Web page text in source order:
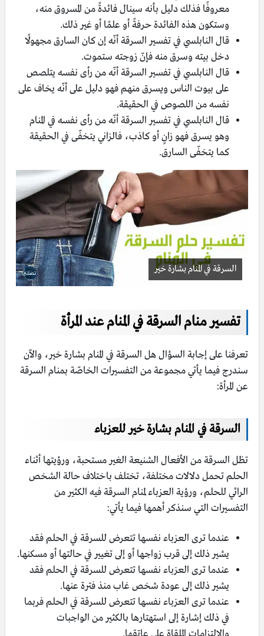
معروفًا فذلك دليل بأنه سينال فائدةً من المسروق منه،
وستكون هذه الفائدة حرفةً أو علمًا أو غير ذلك.
قال النابلسي في تفسير السرقة أنّه إن كان السارق مجهولًا
دخل بيته وسرق منه فإنّ زوجته ستموت.
قال النابلسي في تفسير السرقة أنّه من رأى نفسه يتلصص
على بيوت الناس ويسرق منهم فهو دليل على أنّه يخاف على
نفسه من اللصوص في الحقيقة.
قال النابلسي في تفسير السرقة أنّه من رأى نفسه في المنام
وهو يسرق فهو زانٍ أو كاذب، فالزاني يتخفّى في الحقيقة
كما يتخفّى السارق.
السرقة في المنام بشارة خير
تفسير منام السرقة في المنام عند المرأة
تعرفنا على إجابة السؤال هل السرقة في المنام بشارة خير، والآن
سندرج فيما يأتي مجموعة من التفسيرات الخاصّة بمنام السرقة
عن المرأة:
السرقة في المنام بشارة خير للعزباء
تظل السرقة من الأفعال الشنيعة الغير مستحبة، ورؤيتها أثناء
الحلم تحمل دلالات مختلفة، تختلف باختلاف حالة الشخص
الرائي للحلم، ورؤية العزباء لمنام السرقة فيه الكثير من
التفسيرات التي سنذكر أهمها فيما يأتي:
عندما ترى العزباء نفسها تتعرض للسرقة في الحلم فقد
يشير ذلك إلى قرب زواجها أو إلى تغيير في حالتها أو مسكنها.
عندما ترى العزباء نفسها تتعرض للسرقة في الحلم فقد
يشير ذلك إلى عودة شخص غاب منذ فترة عنها.
عندما ترى العزباء نفسها تتعرض للسرقة في الحلم فربما
في ذلك إشارة إلى استهتارها بالكثير من الواجبات